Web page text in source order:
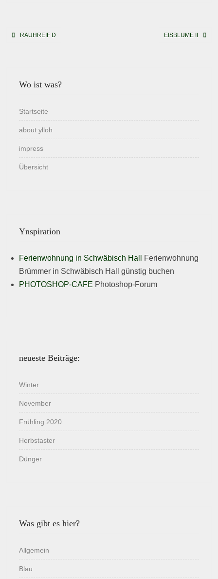
Beitragsnavigation
RAUHREIF D EISBLUME II
Wo ist was?
Startseite
about ylloh
impress
Übersicht
Ynspiration
Ferienwohnung in Schwäbisch Hall
Ferienwohnung
Brümmer in Schwäbisch Hall günstig buchen
PHOTOSHOP-CAFE Photoshop-Forum
neueste Beiträge:
Winter
November
Frühling 2020
Herbstaster
Dünger
Was gibt es hier?
Allgemein
Blau